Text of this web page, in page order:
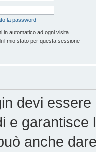
la password
in automatico ad ogni visita
il mio stato per questa sessione
devi
e garantisce
anche